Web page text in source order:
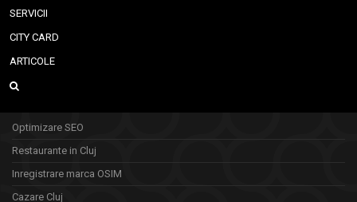
SERVICII
CITY CARD
ARTICOLE
Optimizare SEO
Restaurante in Cluj
Inregistrare marca OSIM
Cazare Cluj